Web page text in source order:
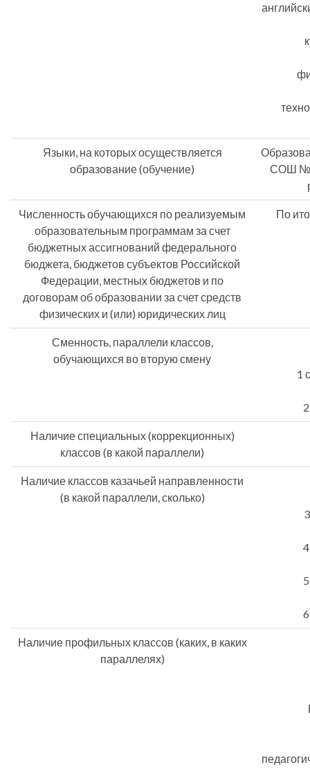
Языки, на которых осуществляется
образование (обучение)
СОШ №
Численность обучающихся по реализуемым
образовательным программам за счет
бюджетных ассигнований федерального
бюджета, бюджетов субъектов Российской
Федерации, местных бюджетов и по
договорам об образовании за счет средств
физических и (или) юридических лиц
По
Сменность, параллели классов,
обучающихся во вторую смену
1
Наличие специальных (коррекционных)
классов (в какой параллели)
Наличие классов казачьей направленности
(в какой параллели, сколько)
Наличие профильных классов (каких, в каких
параллелях)